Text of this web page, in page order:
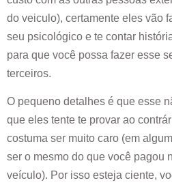
do veiculo), certamente eles vão
seu psicológico e te contar
para que você possa fazer esse
terceiros.
O pequeno detalhes é que esse
que eles tente te provar ao
costuma ser muito caro (em
ser o mesmo do que você pagou
veículo). Por isso esteja ciente,